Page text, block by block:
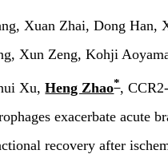
Xuan Zhai, Dong Han,
Xun Zeng, Kohji
Xu,Heng Zhao*,
exacerbate acute
recovery after